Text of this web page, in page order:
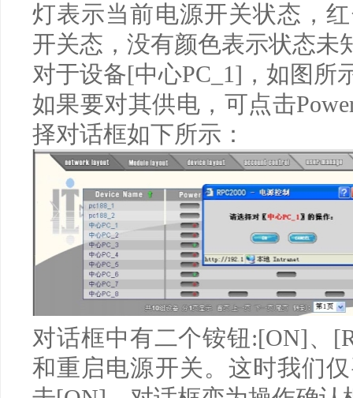
灯表示当前电源开关状态，
开关态，没有颜色表示状态未
对于设备[中心PC_1] ，如图所
如果要对其供电，可点击
择对话框如下所示：
对话框中有二个铵钮 :[ON]、
和重启电源开关。这时我们